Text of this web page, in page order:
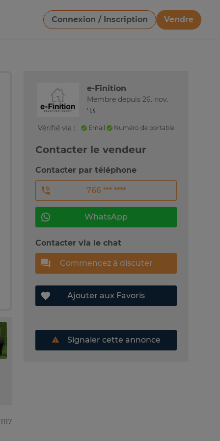
Connexion / Inscription
Vendre
Télécharger une image
e-Finition
Membre depuis 26. nov.
'13
Vérifié via :
Email Numéro de portable
Contacter le vendeur
Contacter par téléphone
766 *** ****
WhatsApp
Contacter via le chat
Commencez à discuter
Ajouter aux Favoris
Signaler cette annonce